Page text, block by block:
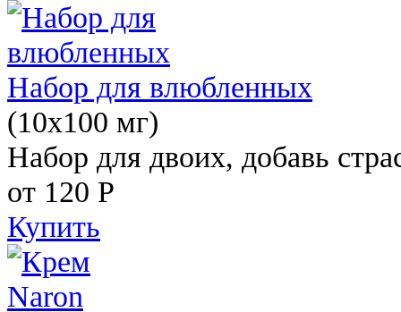
Набор для влюбленных
(10х100 мг)
Набор для двоих, добавь
от 120 Р
Купить